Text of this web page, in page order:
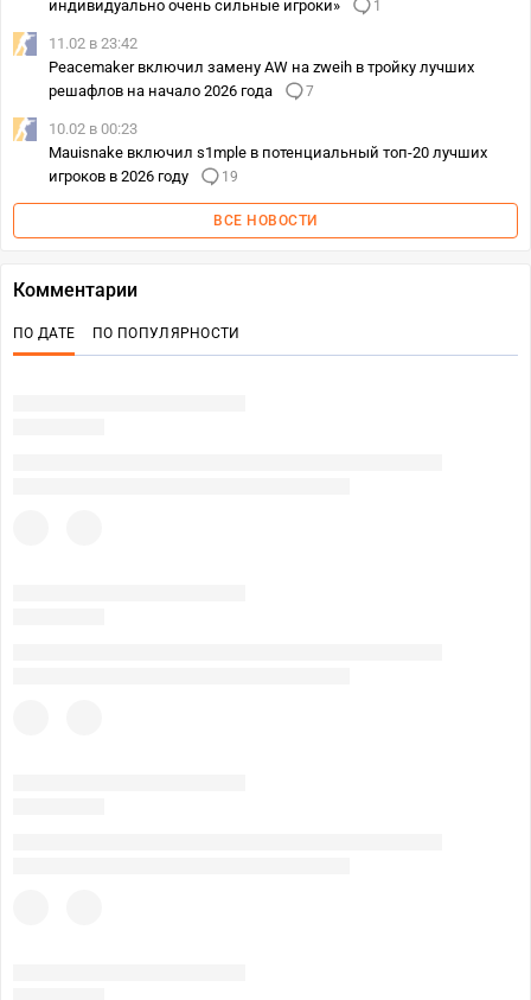
индивидуально очень сильные игроки» 1
11.02 в 23:42
Peacemaker включил замену AW на zweih в тройку лучших
решафлов на начало 2026 года
7
10.02 в 00:23
Mauisnake включил s1mple в потенциальный топ-20 лучших
игроков в 2026 году
19
ВСЕ НОВОСТИ
Комментарии
ПО ДАТЕ ПО ПОПУЛЯРНОСТИ